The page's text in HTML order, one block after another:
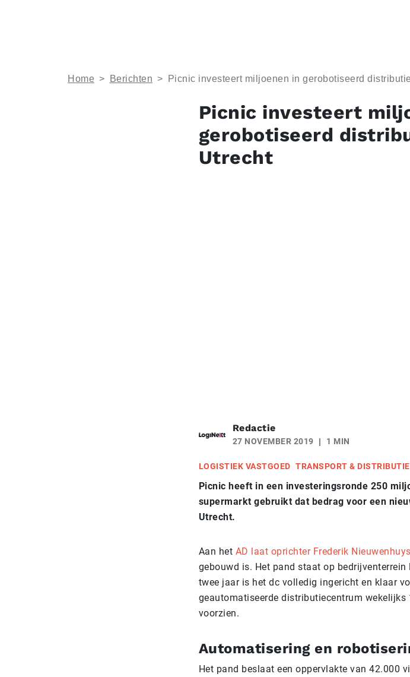
Home > Berichten > Picnic investeert miljoenen in gerobotiseerd
Picnic investeert
gerobotiseerd
Utrecht
Redactie
27 NOVEMBER 2019 1 MIN
LOGISTIEK VASTGOED TRANSPORT & DISTRIBUTIE
Picnic heeft in een investeringsronde 250
supermarkt gebruikt dat bedrag voor een
Utrecht.
Aan het AD laat oprichter Frederik Nieuwenhuys
gebouwd is. Het pand staat op bedrijventerrein
twee jaar is het dc volledig ingericht en klaar
geautomatiseerde distributiecentrum
voorzien.
Automatisering en
Het pand beslaat een oppervlakte van 42.000